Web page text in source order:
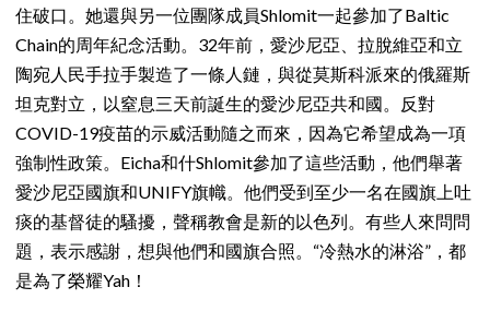
住破口。她還與另一位團隊成員Shlomit一起參加了Baltic
Chain的周年紀念活動。32年前，愛沙尼亞、拉脫維亞和立
陶宛人民手拉手製造了一條人鏈，與從莫斯科派來的俄羅斯
坦克對立，以窒息三天前誕生的愛沙尼亞共和國。反對
COVID-19疫苗的示威活動隨之而來，因為它希望成為一項
強制性政策。Eicha和什Shlomit參加了這些活動，他們舉著
愛沙尼亞國旗和UNIFY旗幟。他們受到至少一名在國旗上吐
痰的基督徒的騷擾，聲稱教會是新的以色列。有些人來問問
題，表示感謝，想與他們和國旗合照。“冷熱水的淋浴”，都
是為了榮耀Yah！